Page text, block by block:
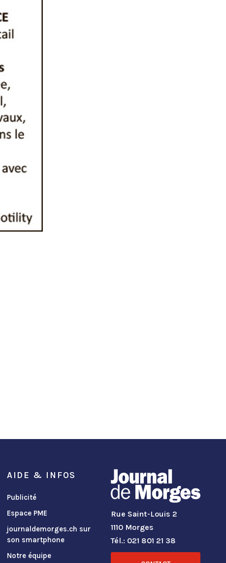
AIDE & INFOS
Publicité
Espace PME
journaldemorges.ch sur
son smartphone
Notre équipe
Rue Saint-Louis 2
1110 Morges
Tél.: 021 801 21 38